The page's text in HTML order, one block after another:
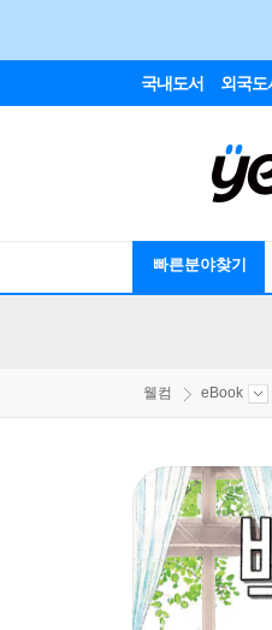
국내도서 외국도
빠른분야찾기
웰컴 eBook